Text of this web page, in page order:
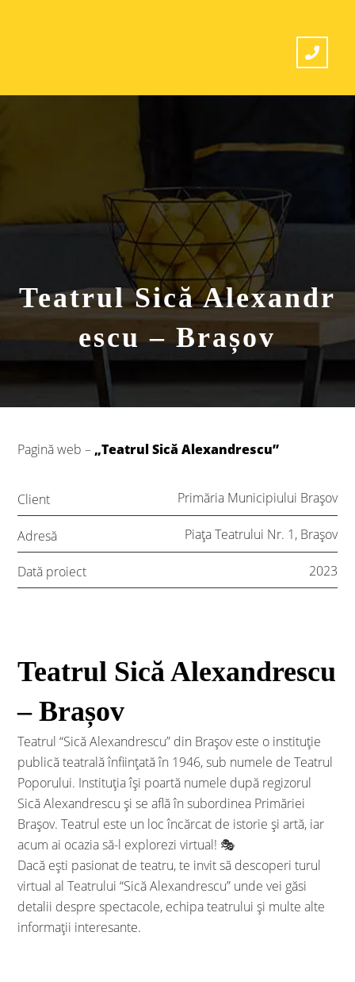
Teatrul Sică Alexandr
escu – Brașov
Pagină web – „Teatrul Sică Alexandrescu”
Client Primăria Municipiului Brașov
Adresă Piaţa Teatrului Nr. 1, Brașov
Dată proiect 2023
Teatrul Sică Alexandrescu
– Brașov
Teatrul “Sică Alexandrescu” din Brașov este o instituție
publică teatrală înființată în 1946, sub numele de Teatrul
Poporului. Instituția își poartă numele după regizorul
Sică Alexandrescu și se află în subordinea Primăriei
Brașov. Teatrul este un loc încărcat de istorie și artă, iar
acum ai ocazia să-l explorezi virtual! 🎭
Dacă ești pasionat de teatru, te invit să descoperi turul
virtual al Teatrului “Sică Alexandrescu” unde vei găsi
detalii despre spectacole, echipa teatrului și multe alte
informații interesante.